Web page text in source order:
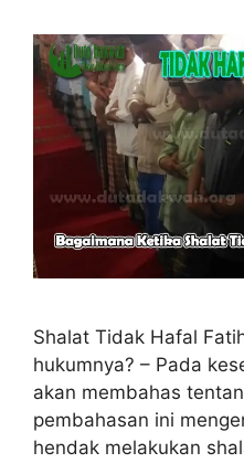
Shalat Tidak Hafal
hukumnya? – Pada
akan membahas
pembahasan ini
hendak melakukan